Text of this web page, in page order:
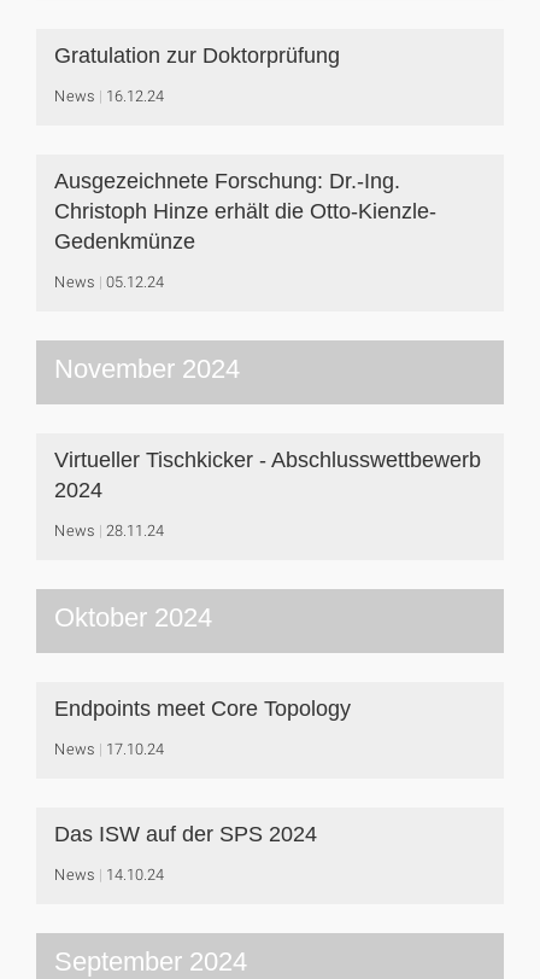
Gratulation zur Doktorprüfung
News 16.12.24
Ausgezeichnete Forschung: Dr.-Ing.
Christoph Hinze erhält die Otto-Kienzle-
Gedenkmünze
News 05.12.24
November 2024
Virtueller Tischkicker - Abschlusswettbewerb
2024
News 28.11.24
Oktober 2024
Endpoints meet Core Topology
News 17.10.24
Das ISW auf der SPS 2024
News 14.10.24
September 2024